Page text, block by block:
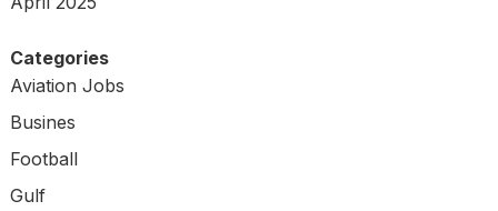
Categories
Aviation Jobs
Busines
Football
Gulf